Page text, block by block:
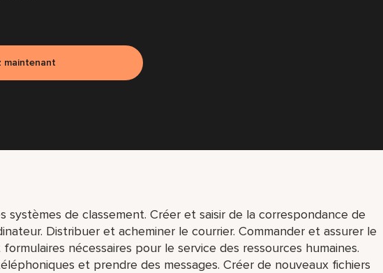
maintenant
systèmes de classement. Créer et saisir de la correspondance de
Distribuer et acheminer le courrier. Commander et assurer le
nécessaires pour le service des ressources humaines.
et prendre des messages. Créer de nouveaux fichiers